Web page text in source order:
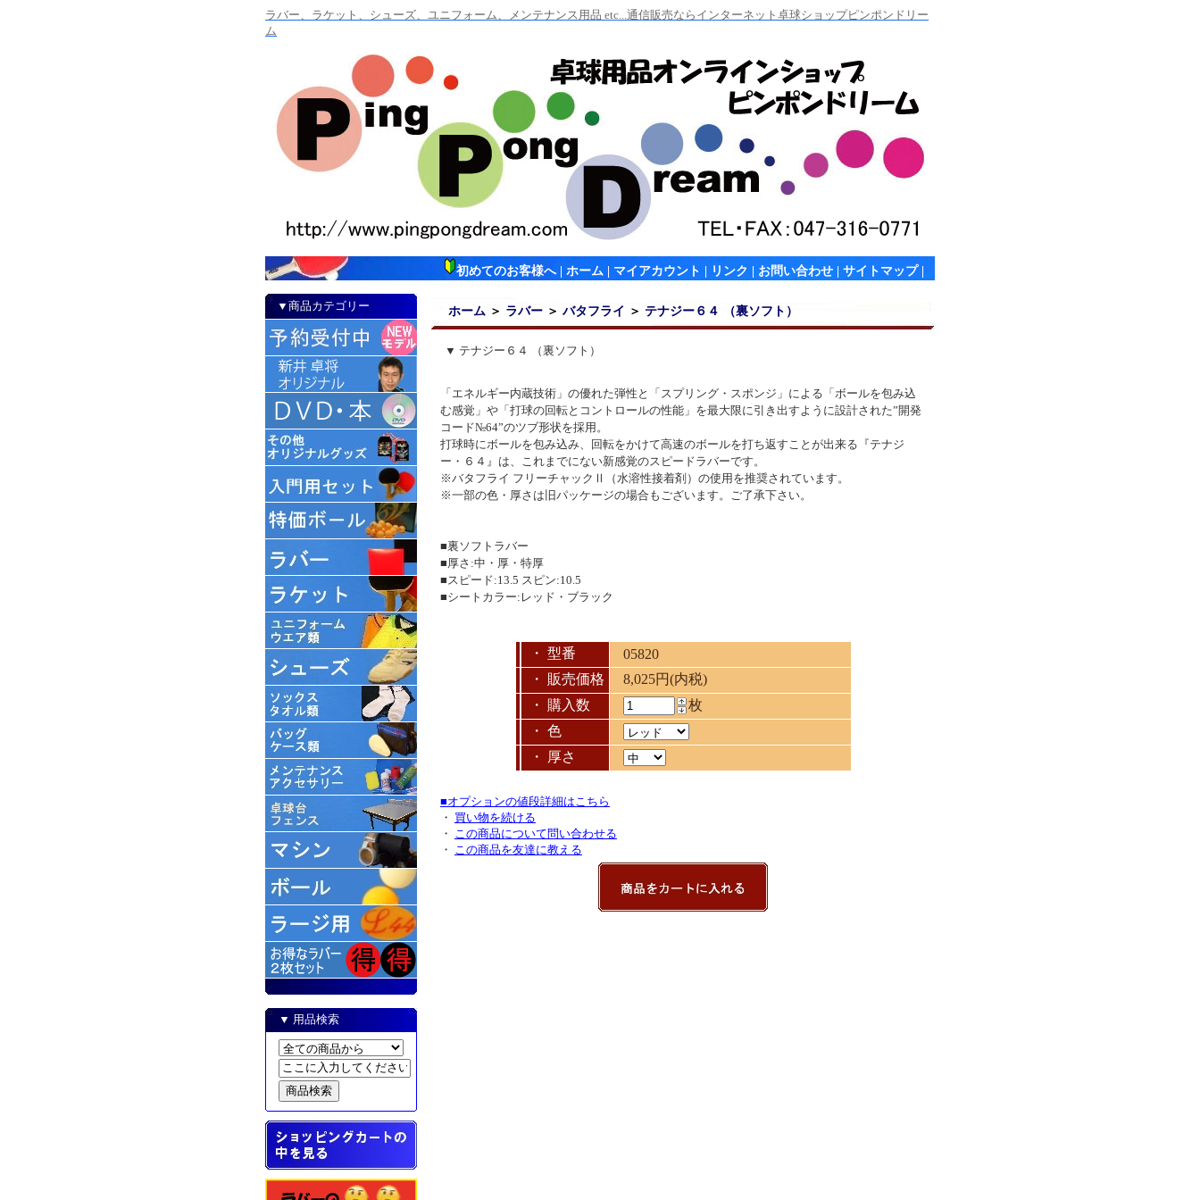
ラバー、ラケット、シューズ、ユニフォーム、メンテナンス用品 etc...通信販売ならインターネット卓球ショップピンポンドリー
ム
初めてのお客様へ| ホーム マイアカウント リンク お問い合わせ サイトマップ|
▼商品カテゴリー
▼ 用品検索
ホーム ＞ ラバー ＞ バタフライ ＞ テナジー６４ （裏ソフト）
▼ テナジー６４ （裏ソフト）
「エネルギー内蔵技術」の優れた弾性と「スプリング・スポンジ」による「ボールを包み込
む感覚」や「打球の回転とコントロールの性能」を最大限に引き出すように設計された”開発
コード№64”のツブ形状を採用。
打球時にボールを包み込み、回転をかけて高速のボールを打ち返すことが出来る『テナジ
ー・６４』は、これまでにない新感覚のスピードラバーです。
※バタフライ フリーチャックⅡ（水溶性接着剤）の使用を推奨されています。
※一部の色・厚さは旧パッケージの場合もございます。ご了承下さい。
■裏ソフトラバー
■厚さ:中・厚・特厚
■スピード:13.5 スピン:10.5
■シートカラー:レッド・ブラック
・ 型番
05820
・ 販売価格
8,025円(内税)
・ 購入数
枚
・ 色
・ 厚さ
■オプションの値段詳細はこちら
・ 買い物を続ける
・
この商品について問い合わせる
・
この商品を友達に教える